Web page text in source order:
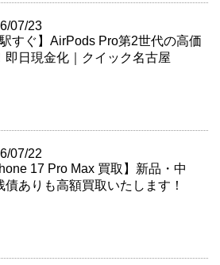
07/23
駅すぐ】AirPods Pro第2世代の高価
即日現金化｜クイック名古屋
07/22
17 Pro Max 買取】新品・中
債ありも高額買取いたします！